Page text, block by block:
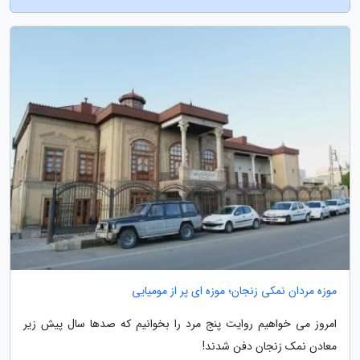
موزه مردان نمکی زنجان؛ موزه ای پر از مومیایی
امروز می خواهیم روایت پنج مرد را بخوانیم که صدها سال پیش زیر
معادن نمک زنجان دفن شدند!